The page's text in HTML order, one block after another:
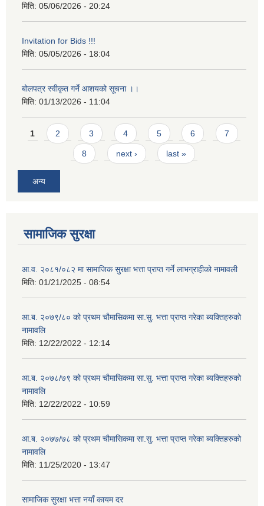
मिति: 05/06/2026 - 20:24
Invitation for Bids !!!
मिति: 05/05/2026 - 18:04
बोलपत्र स्वीकृत गर्ने आशयको सूचना ।।
मिति: 01/13/2026 - 11:04
Pages
1 2 3 4 5 6 7
8 next › last »
अन्य
सामाजिक सुरक्षा
आ.व. २०८१/०८२ मा सामाजिक सुरक्षा भत्ता प्राप्त गर्ने लाभग्राहीको नामावली
मिति: 01/21/2025 - 08:54
आ.ब. २०७९/८० को प्रथम चौमासिकमा सा.सु. भत्ता प्राप्त गरेका ब्यक्तिहरुको
नामावलि
मिति: 12/22/2022 - 12:14
आ.ब. २०७८/७९ को प्रथम चौमासिकमा सा.सु. भत्ता प्राप्त गरेका ब्यक्तिहरुको
नामावलि
मिति: 12/22/2022 - 10:59
आ.ब. २०७७/७८ को प्रथम चौमासिकमा सा.सु. भत्ता प्राप्त गरेका ब्यक्तिहरुको
नामावलि
मिति: 11/25/2020 - 13:47
सामाजिक सुरक्षा भत्ता नयाँ कायम दर